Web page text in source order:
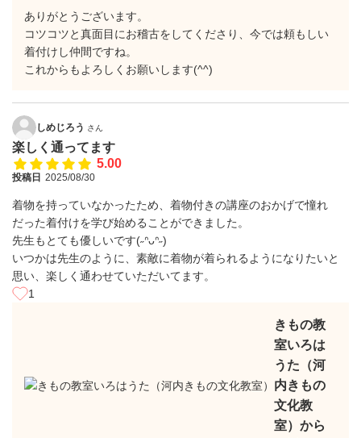
ありがとうございます。
コツコツと真面目にお稽古をしてくださり、今では頼もしい
着付けし仲間ですね。
これからもよろしくお願いします(^^)
しめじろう さん
楽しく通ってます
5.00
投稿日 2025/08/30
着物を持っていなかったため、着物付きの講座のおかげで憧れ
だった着付けを学び始めることができました。
先生もとても優しいです(˶ᐢᴗᐢ˶)
いつかは先生のように、素敵に着物が着られるようになりたいと
思い、楽しく通わせていただいてます。
1
きもの教
室いろは
うた（河
内きもの
文化教
室）から